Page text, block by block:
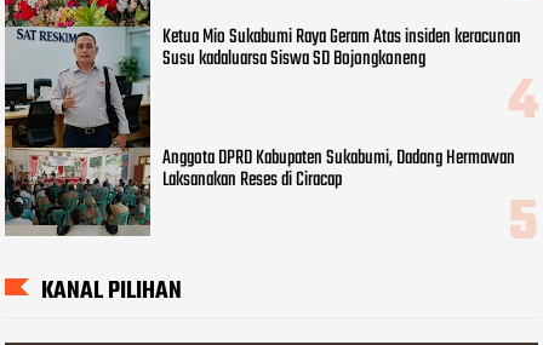
Ketua Mio Sukabumi Raya Geram Atas insiden keracunan
Susu kadaluarsa Siswa SD Bojongkoneng
Anggota DPRD Kabupaten Sukabumi, Dadang Hermawan
Laksanakan Reses di Ciracap
KANAL PILIHAN